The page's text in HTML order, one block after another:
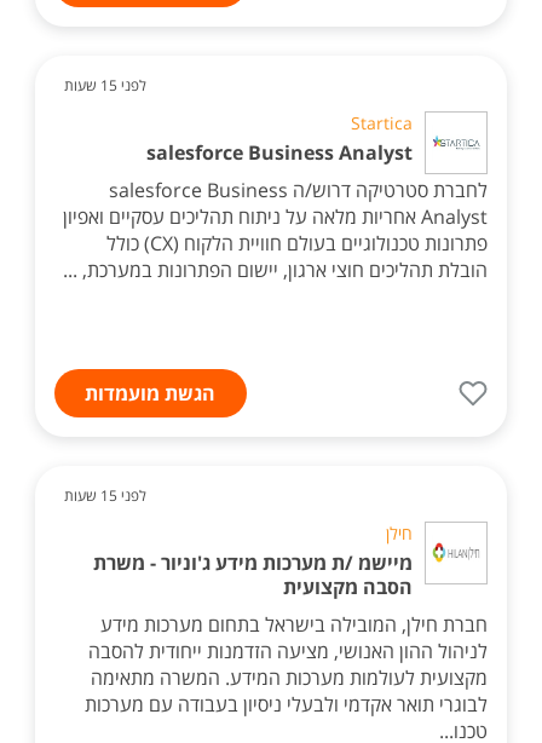
לפני 15 שעות
Startica
salesforce Business Analyst
לחברת סטרטיקה דרוש/ה salesforce Business
Analyst אחריות מלאה על ניתוח תהליכים עסקיים ואפיון
פתרונות טכנולוגיים בעולם חוויית הלקוח (CX) כולל
הובלת תהליכים חוצי ארגון, יישום הפתרונות במערכת, ...
הגשת מועמדות
לפני 15 שעות
חילן
מיישמ /ת מערכות מידע ג'וניור - משרת
הסבה מקצועית
חברת חילן, המובילה בישראל בתחום מערכות מידע
לניהול ההון האנושי, מציעה הזדמנות ייחודית להסבה
מקצועית לעולמות מערכות המידע. המשרה מתאימה
לבוגרי תואר אקדמי ולבעלי ניסיון בעבודה עם מערכות
טכנו...